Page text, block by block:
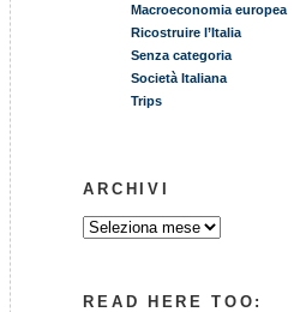
Macroeconomia europea
Ricostruire l’Italia
Senza categoria
Società Italiana
Trips
ARCHIVI
READ HERE TOO: